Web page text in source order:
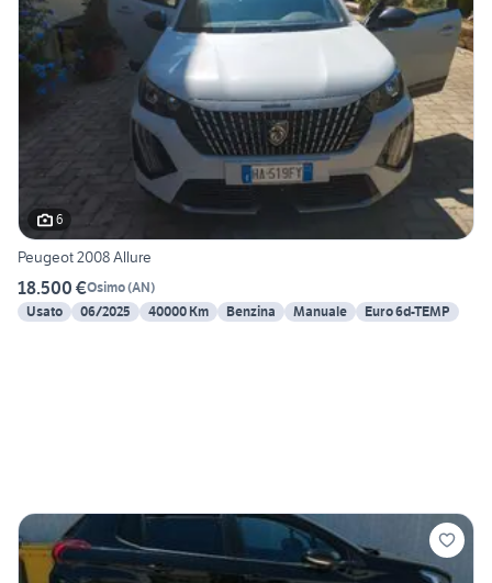
6
Peugeot 2008 Allure
18.500 €Osimo(AN)
Usato
06/2025 40000 Km Benzina Manuale Euro 6d-TEMP